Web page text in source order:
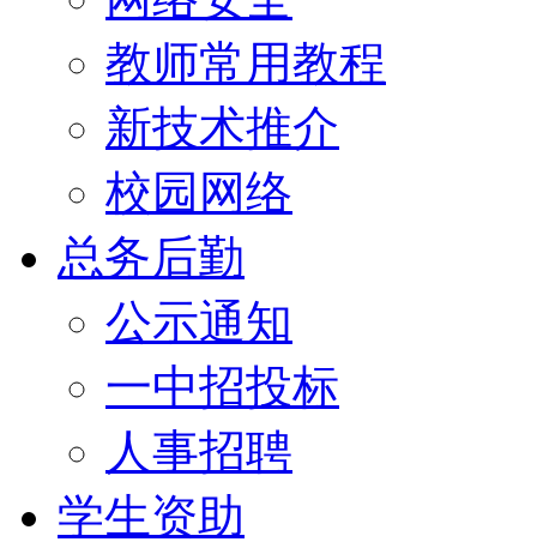
教师常用教程
新技术推介
校园网络
总务后勤
公示通知
一中招投标
人事招聘
学生资助